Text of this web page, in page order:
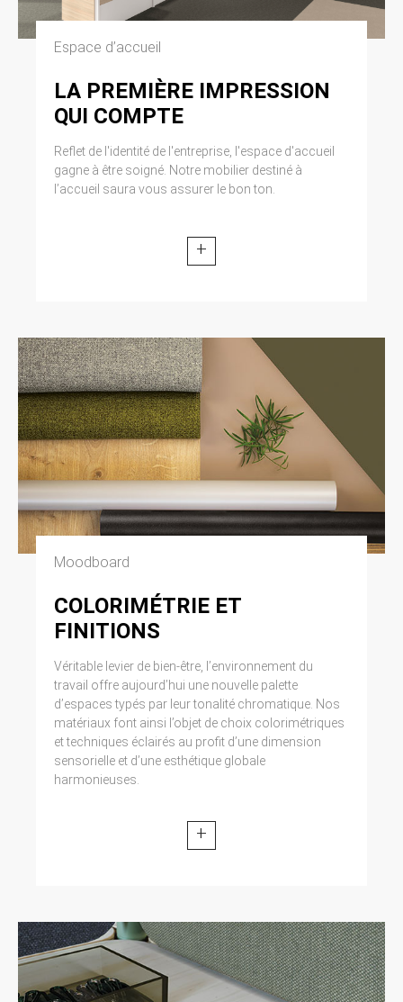
Espace d’accueil
LA PREMIÈRE IMPRESSION
QUI COMPTE
Reflet de l'identité de l'entreprise, l'espace d'accueil
gagne à être soigné. Notre mobilier destiné à
l’accueil saura vous assurer le bon ton.
+
Moodboard
COLORIMÉTRIE ET
FINITIONS
Véritable levier de bien-être, l’environnement du
travail offre aujourd’hui une nouvelle palette
d’espaces typés par leur tonalité chromatique. Nos
matériaux font ainsi l’objet de choix colorimétriques
et techniques éclairés au profit d’une dimension
sensorielle et d’une esthétique globale
harmonieuses.
+